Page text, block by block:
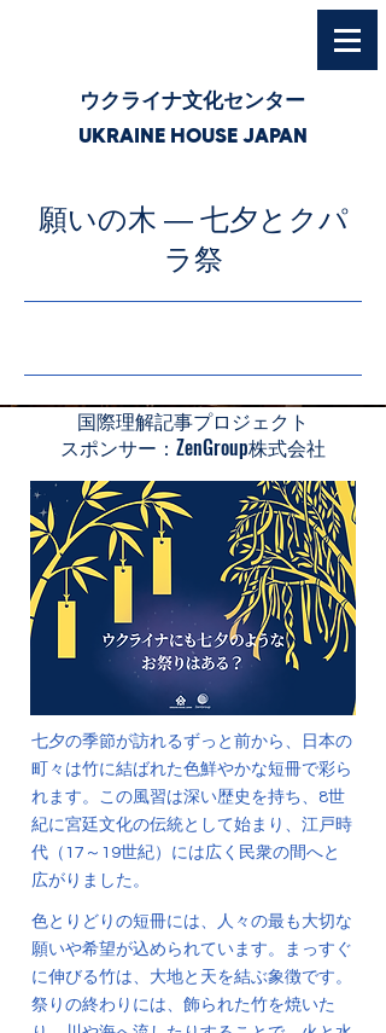
ウクライナ文化センター
UKRAINE HOUSE JAPAN
願いの木 ― 七夕とクパ
ラ祭
国際理解記事プロジェクト
スポンサー：ZenGroup株式会社
七夕の季節が訪れるずっと前から、日本の
町々は竹に結ばれた色鮮やかな短冊で彩ら
れます。この風習は深い歴史を持ち、8世
紀に宮廷文化の伝統として始まり、江戸時
代（17～19世紀）には広く民衆の間へと
広がりました。
色とりどりの短冊には、人々の最も大切な
願いや希望が込められています。まっすぐ
に伸びる竹は、大地と天を結ぶ象徴です。
祭りの終わりには、飾られた竹を焼いた